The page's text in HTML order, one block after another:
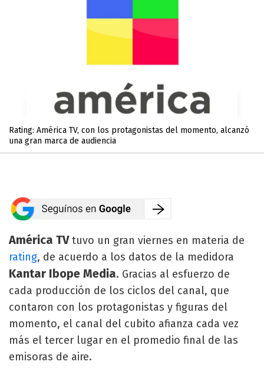
Rating: América TV, con los protagonistas del momento, alcanzó
una gran marca de audiencia
América TVtuvo un gran viernes en materia de
rating, de acuerdo a los datos de la medidora
Kantar Ibope Media. Gracias al esfuerzo de
cada producción de los ciclos del canal, que
contaron con los protagonistas y figuras del
momento, el canal del cubito afianza cada vez
más el tercer lugar en el promedio final de las
emisoras de aire.